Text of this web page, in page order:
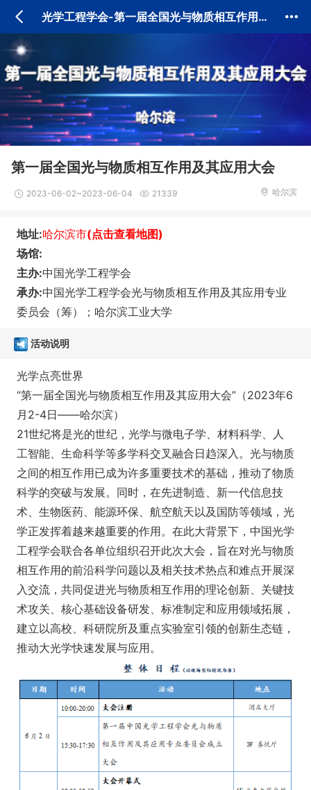
光学工程学会-第一届全国光与物质相互作用及其应用大会
第一届全国光与物质相互作用及其应用大会
2023-06-02~2023-06-04 21339 哈尔滨
地址:哈尔滨市(点击查看地图)
场馆:
主办:中国光学工程学会
承办:中国光学工程学会光与物质相互作用及其应用专业
委员会（筹）；哈尔滨工业大学
活动说明
光学点亮世界
“第一届全国光与物质相互作用及其应用大会”（2023年6
月2-4日——哈尔滨）
21世纪将是光的世纪，光学与微电子学、材料科学、人
工智能、生命科学等多学科交叉融合日趋深入。光与物质
之间的相互作用已成为许多重要技术的基础，推动了物质
科学的突破与发展。同时，在先进制造、新一代信息技
术、生物医药、能源环保、航空航天以及国防等领域，光
学正发挥着越来越重要的作用。在此大背景下，中国光学
工程学会联合各单位组织召开此次大会，旨在对光与物质
相互作用的前沿科学问题以及相关技术热点和难点开展深
入交流，共同促进光与物质相互作用的理论创新、关键技
术攻关、核心基础设备研发、标准制定和应用领域拓展，
建立以高校、科研院所及重点实验室引领的创新生态链，
推动大光学快速发展与应用。